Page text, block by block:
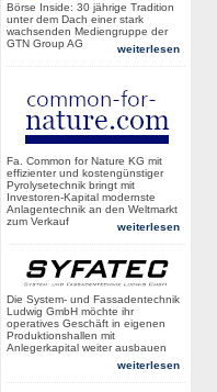
Börse Inside: 30 jährige Tradition
unter dem Dach einer stark
wachsenden Mediengruppe der
GTN Group AG
weiterlesen
Fa. Common for Nature KG mit
effizienter und kostengünstiger
Pyrolysetechnik bringt mit
Investoren-Kapital modernste
Anlagentechnik an den Weltmarkt
zum Verkauf
weiterlesen
Die System- und Fassadentechnik
Ludwig GmbH möchte ihr
operatives Geschäft in eigenen
Produktionshallen mit
Anlegerkapital weiter ausbauen
weiterlesen